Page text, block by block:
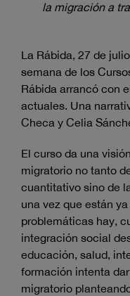
la migración a
La Rábida, 27 de
semana de los
Rábida arrancó con
actuales. Una
Checa y Celia
El curso da una
migratorio no tanto
cuantitativo sino de
una vez que están
problemáticas hay,
integración social
educación, salud,
formación intenta
migratorio